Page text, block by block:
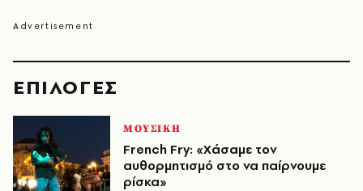
EΠΙΛΟΓΈΣ
ΜΟΥΣΙΚΗ
French Fry: «Χάσαμε τον
αυθορμητισμό στο να παίρνουμε
ρίσκα»